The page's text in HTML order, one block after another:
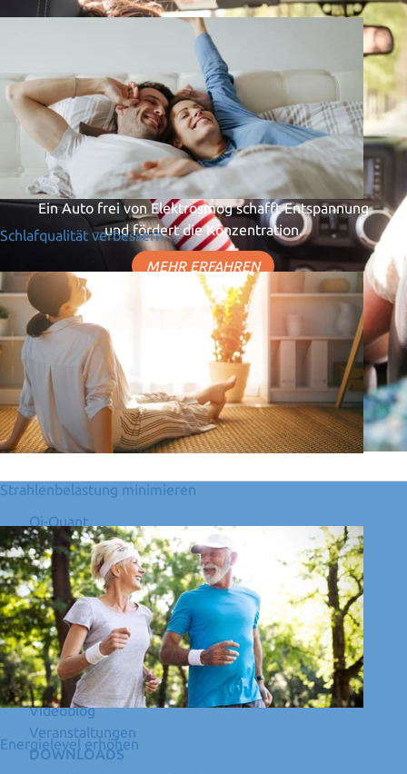
Schlafqualität verbessern
Strahlenbelastung minimieren
Energielevel erhöhen
Elektrosmog im Auto
neutralisieren
Ein Auto frei von Elektrosmog schafft Entspannung
und fördert die Konzentration.
MEHR ERFAHREN
Qi-Quant
Wir haben Ihr Interesse geweckt und Sie wollen
mehr über unsere Produkte erfahren?
BERATUNGSGESPRÄCH VEREINBAREN
SITEMAP
Therapie
Qi Quant Wissen
Videoblog
Veranstaltungen
DOWNLOADS